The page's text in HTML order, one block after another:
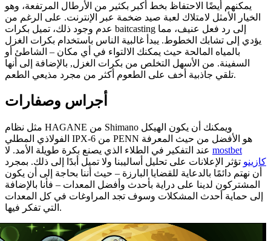
يمكنهم أيضًا الاحتفاظ بخط أكبر بكثير من الأرطال المرتفعة، وهو
الخيار الأمثل لامتلاك لعبة صيد ضخمة عبر الإنترنت. على الرغم من
عدم وجود ذلك، تميل بكرات baitcasting إلى رد فعل عنيف، مما
يؤدي إلى تشابك الخطوط. يبدأ غالبية الناس باستخدام بكرات الغزل
بالمياه المالحة حيث يمكنك الالتواء في أي مكان – الشاطئ أو
السفينة. من الأسهل التخلص من بكرات الغزل, بالإضافة إلى أنها
تلقي جاذبية أخف على الطعوم أكثر من مجرد مذيعي الطعم.
أجراس وصفارات
مثل نظام HAGANE من Shimano ويمكنك أن يكون الهيكل
الفولاذي المطلي IPX-6 من PENN هو الأفضل من حيث المعرفة
mostbet
كازينو تؤثر الإعلانات على تحليل أساليبنا ولا تميل أبدًا إلى ذلك. بمجرد
أن نهتم دائمًا بالدعاية للقضايا البارزة – حيث أننا بحاجة إلى أن يكون
المشتركون لدينا على دراية بأحدث وأفضل المعدات – فأنا بالإضافة
إلى حماية أحدث المشكلات وسوف تجد المراوغات في كل المعدات
التي تفكر فيها.